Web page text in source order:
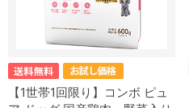
【1世帯1回限り】コンボ ピュ